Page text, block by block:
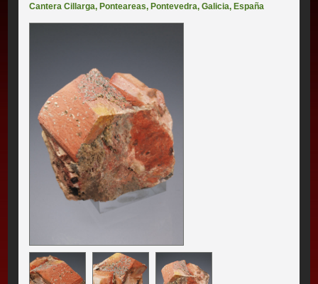
Cantera Cillarga,Ponteareas,Pontevedra,Galicia,España